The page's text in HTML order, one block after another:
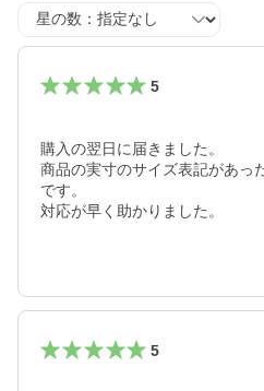
星の数
5
購入の翌日に届きました。
商品の実寸のサイズ表記があっ
です。
対応が早く助かりました。
5